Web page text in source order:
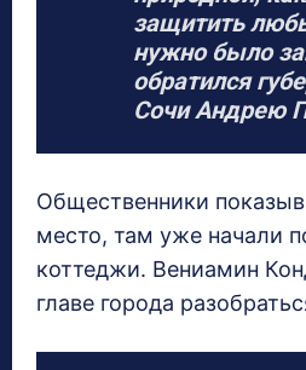
защитить
нужно было
обратился
Сочи Андрею
Общественники
место, там уже начали
коттеджи. Вениамин
главе города